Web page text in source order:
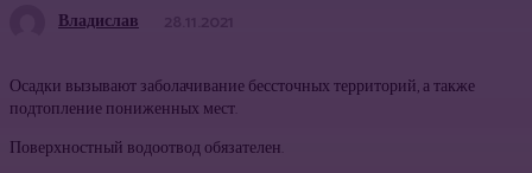
Владислав
Осадки вызывают заболачивание бессточных территорий, а также
подтопление пониженных мест.
Поверхностный водоотвод обязателен.